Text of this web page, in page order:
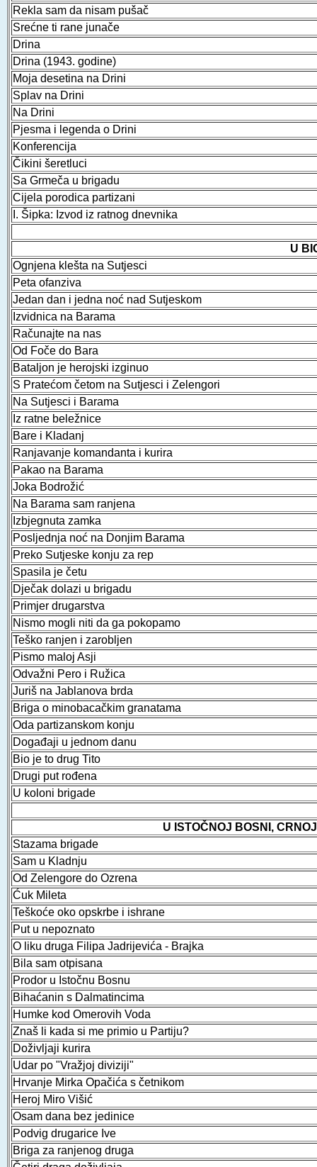
Rekla sam da nisam pušač
Srećne ti rane junače
Drina
Drina (1943. godine)
Moja desetina na Drini
Splav na Drini
Na Drini
Pjesma i legenda o Drini
Konferencija
Čikini šeretluci
Sa Grmeča u brigadu
Cijela porodica partizani
I. Šipka: Izvod iz ratnog dnevnika
U
Ognjena klešta na Sutjesci
Peta ofanziva
Jedan dan i jedna noć nad Sutjeskom
Izvidnica na Barama
Računajte na nas
Od Foče do Bara
Bataljon je herojski izginuo
S Pratećom četom na Sutjesci i Zelengori
Na Sutjesci i Barama
Iz ratne beležnice
Bare i Kladanj
Ranjavanje komandanta i kurira
Pakao na Barama
Joka Bodrožić
Na Barama sam ranjena
Izbjegnuta zamka
Posljednja noć na Donjim Barama
Preko Sutjeske konju za rep
Spasila je četu
Dječak dolazi u brigadu
Primjer drugarstva
Nismo mogli niti da ga pokopamo
Teško ranjen i zarobljen
Pismo maloj Asji
Odvažni Pero i Ružica
Juriš na Jablanova brda
Briga o minobacačkim granatama
Oda partizanskom konju
Događaji u jednom danu
Bio je to drug Tito
Drugi put rođena
U koloni brigade
U ISTOČNOJ BOSNI,
Stazama brigade
Sam u Kladnju
Od Zelengore do Ozrena
Ćuk Mileta
Teškoće oko opskrbe i ishrane
Put u nepoznato
O liku druga Filipa Jadrijevića - Brajka
Bila sam otpisana
Prodor u Istočnu Bosnu
Bihaćanin s Dalmatincima
Humke kod Omerovih Voda
Znaš li kada si me primio u Partiju?
Doživljaji kurira
Udar po "Vražjoj diviziji"
Hrvanje Mirka Opačića s četnikom
Heroj Miro Višić
Osam dana bez jedinice
Podvig drugarice Ive
Briga za ranjenog druga